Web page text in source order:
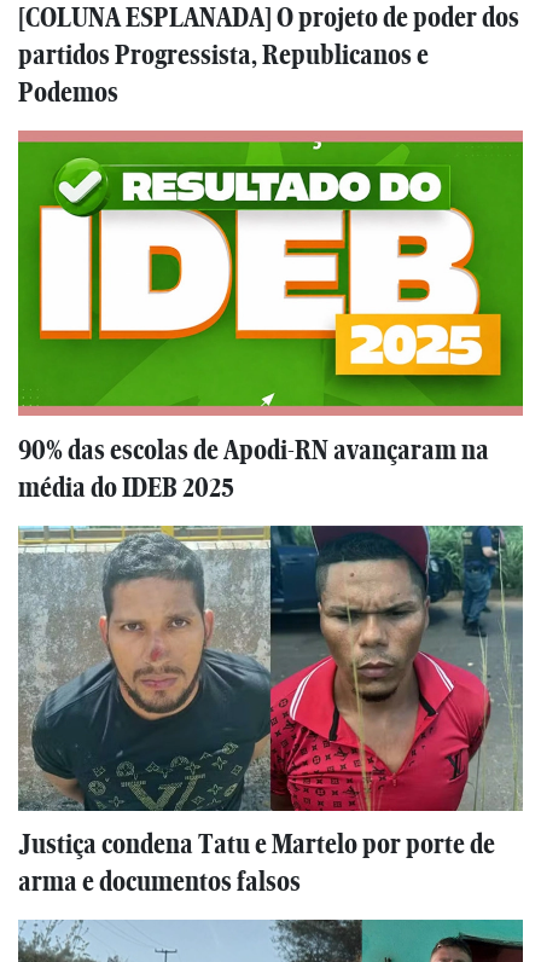
[COLUNA ESPLANADA] O projeto de poder dos
partidos Progressista, Republicanos e
Podemos
90% das escolas de Apodi-RN avançaram na
média do IDEB 2025
Justiça condena Tatu e Martelo por porte de
arma e documentos falsos